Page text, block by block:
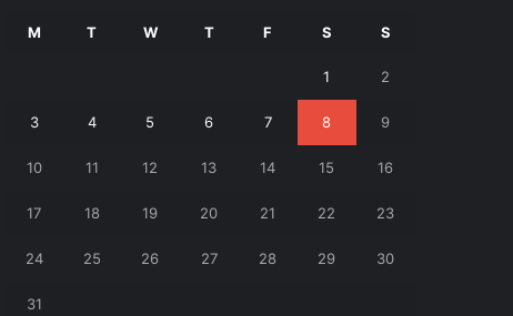
M T W T F S S
1 2
3 4 5 6 7 8 9
10 11 12 13 14 15 16
17 18 19 20 21 22 23
24 25 26 27 28 29 30
31